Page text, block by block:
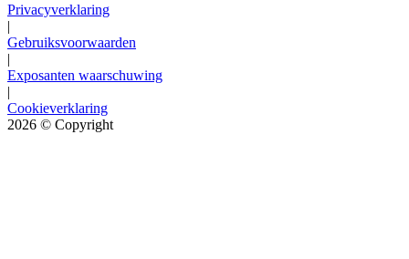
Privacyverklaring
|
Gebruiksvoorwaarden
|
Exposanten waarschuwing
|
Cookieverklaring
2026 © Copyright